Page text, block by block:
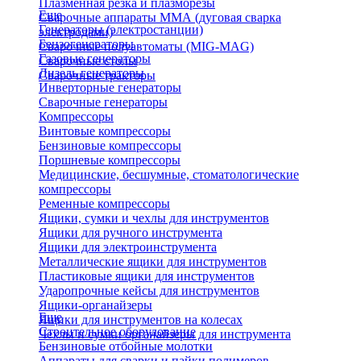
Плазменная резка и плазморезы
Сварочные аппараты ММА (дуговая сварка
электродами)
Сварочные полуавтоматы (MIG-MAG)
Сварочные столы
Сварочные тракторы
Еще
Генераторы (электростанции)
Бензогенераторы
Газовые генераторы
Дизель генераторы
Инверторные генераторы
Сварочные генераторы
Компрессоры
Винтовые компрессоры
Бензиновые компрессоры
Поршневые компрессоры
Медицинские, бесшумные, стоматологические
компрессоры
Ременные компрессоры
Ящики, сумки и чехлы для инструментов
Ящики для ручного инструмента
Ящики для электроинструмента
Металлические ящики для инструментов
Пластиковые ящики для инструментов
Ударопрочные кейсы для инструментов
Ящики-органайзеры
Ящики для инструментов на колесах
Чехлы и сумки органайзеры для инструмента
Еще
Строительное оборудование
Бензиновые отбойные молотки